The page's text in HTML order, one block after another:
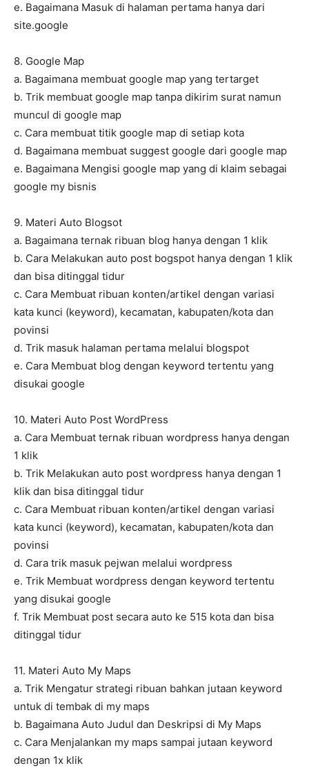
e. Bagaimana Masuk di halaman pertama hanya dari
site.google
8. Google Map
a. Bagaimana membuat google map yang tertarget
b. Trik membuat google map tanpa dikirim surat namun
muncul di google map
c. Cara membuat titik google map di setiap kota
d. Bagaimana membuat suggest google dari google map
e. Bagaimana Mengisi google map yang di klaim sebagai
google my bisnis
9. Materi Auto Blogsot
a. Bagaimana ternak ribuan blog hanya dengan 1 klik
b. Cara Melakukan auto post bogspot hanya dengan 1 klik
dan bisa ditinggal tidur
c. Cara Membuat ribuan konten/artikel dengan variasi
kata kunci (keyword), kecamatan, kabupaten/kota dan
povinsi
d. Trik masuk halaman pertama melalui blogspot
e. Cara Membuat blog dengan keyword tertentu yang
disukai google
10. Materi Auto Post WordPress
a. Cara Membuat ternak ribuan wordpress hanya dengan
1 klik
b. Trik Melakukan auto post wordpress hanya dengan 1
klik dan bisa ditinggal tidur
c. Cara Membuat ribuan konten/artikel dengan variasi
kata kunci (keyword), kecamatan, kabupaten/kota dan
povinsi
d. Cara trik masuk pejwan melalui wordpress
e. Trik Membuat wordpress dengan keyword tertentu
yang disukai google
f. Trik Membuat post secara auto ke 515 kota dan bisa
ditinggal tidur
11. Materi Auto My Maps
a. Trik Mengatur strategi ribuan bahkan jutaan keyword
untuk di tembak di my maps
b. Bagaimana Auto Judul dan Deskripsi di My Maps
c. Cara Menjalankan my maps sampai jutaan keyword
dengan 1x klik